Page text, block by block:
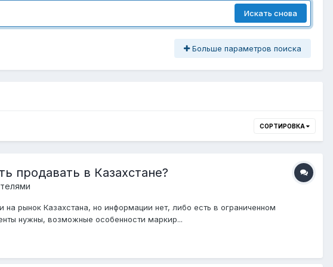
Искать снова
Больше параметров поиска
СОРТИРОВКА
продавать в Казахстане?
рынок Казахстана, но информации нет, либо есть в ограниченном
нужны, возможные особенности маркир...